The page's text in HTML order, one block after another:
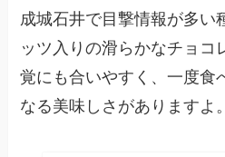
成城石井で目撃情報が多い
ッツ入りの滑らかなチョコ
覚にも合いやすく、一度食
なる美味しさがありますよ。